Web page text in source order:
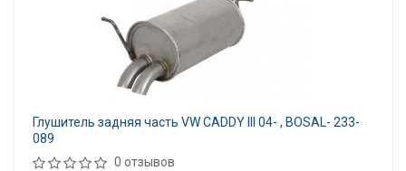
Глушитель задняя часть VW CADDY III 04- , BOSAL- 233-
089
0 отзывов